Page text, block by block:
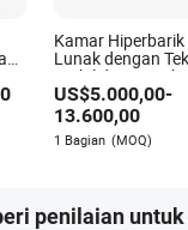
Kamar Hiperbarik
Lunak dengan
Stabil dan Rangka
Tahan Udara untuk
Klub Kebugaran
Komunitas
US$5.000,00-
13.600,00
1 Bagian (MOQ)
penilaian